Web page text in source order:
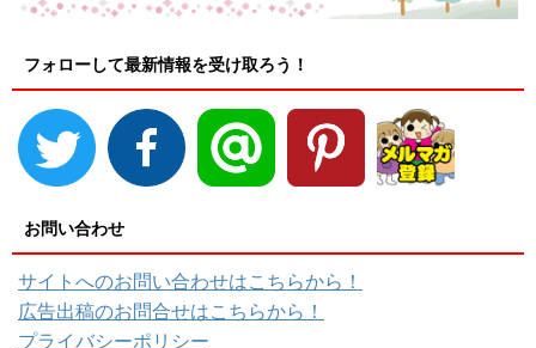
フォローして最新情報を受け取ろう！
お問い合わせ
サイトへのお問い合わせはこちらから！
広告出稿のお問合せはこちらから！
プライバシーポリシー